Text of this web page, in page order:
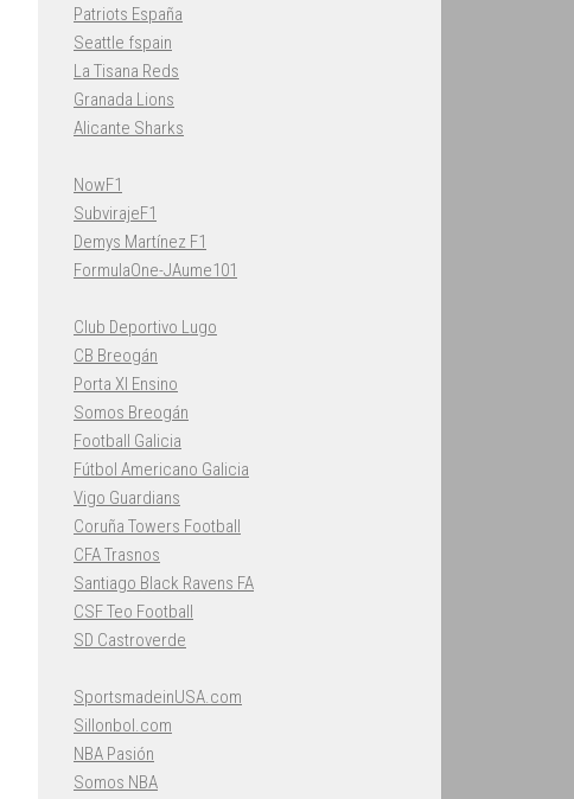
Patriots España
Seattle fspain
La Tisana Reds
Granada Lions
Alicante Sharks
NowF1
SubvirajeF1
Demys Martínez F1
FormulaOne-JAume101
Club Deportivo Lugo
CB Breogán
Porta XI Ensino
Somos Breogán
Football Galicia
Fútbol Americano Galicia
Vigo Guardians
Coruña Towers Football
CFA Trasnos
Santiago Black Ravens FA
CSF Teo Football
SD Castroverde
SportsmadeinUSA.com
Sillonbol.com
NBA Pasión
Somos NBA